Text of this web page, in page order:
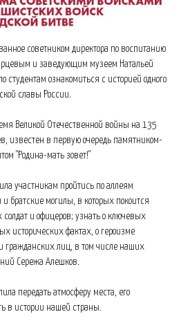
советником директора по воспитанию
и заведующим музеем Натальей
студентам ознакомиться с историей одного
славы России.
Великой Отечественной войны на 135
известен в первую очередь памятником-
"Родина-мать зовет!"
участникам пройтись по аллеям
братские могилы, в которых покоится
и офицеров; узнать о ключевых
исторических фактах, о героизме
гражданских лиц, в том числе наших
Сережа Алешков.
передать атмосферу места, его
в истории нашей страны.